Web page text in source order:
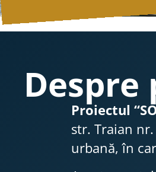
Proiectul
str. Traian
urbană, în